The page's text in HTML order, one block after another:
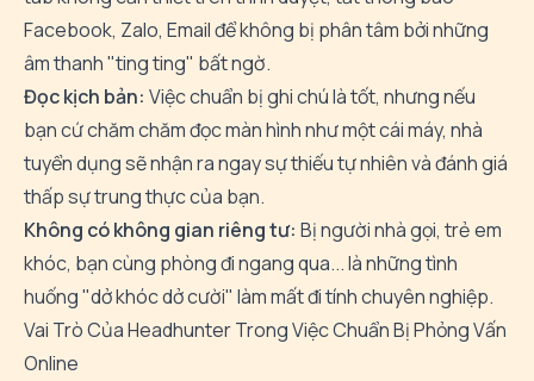
Facebook, Zalo, Email để không bị phân tâm bởi những
âm thanh "ting ting" bất ngờ.
Đọc kịch bản: Việc chuẩn bị ghi chú là tốt, nhưng nếu
bạn cứ chăm chăm đọc màn hình như một cái máy, nhà
tuyển dụng sẽ nhận ra ngay sự thiếu tự nhiên và đánh giá
thấp sự trung thực của bạn.
Không có không gian riêng tư: Bị người nhà gọi, trẻ em
khóc, bạn cùng phòng đi ngang qua... là những tình
huống "dở khóc dở cười" làm mất đi tính chuyên nghiệp.
Vai Trò Của Headhunter Trong Việc Chuẩn Bị Phỏng Vấn
Online